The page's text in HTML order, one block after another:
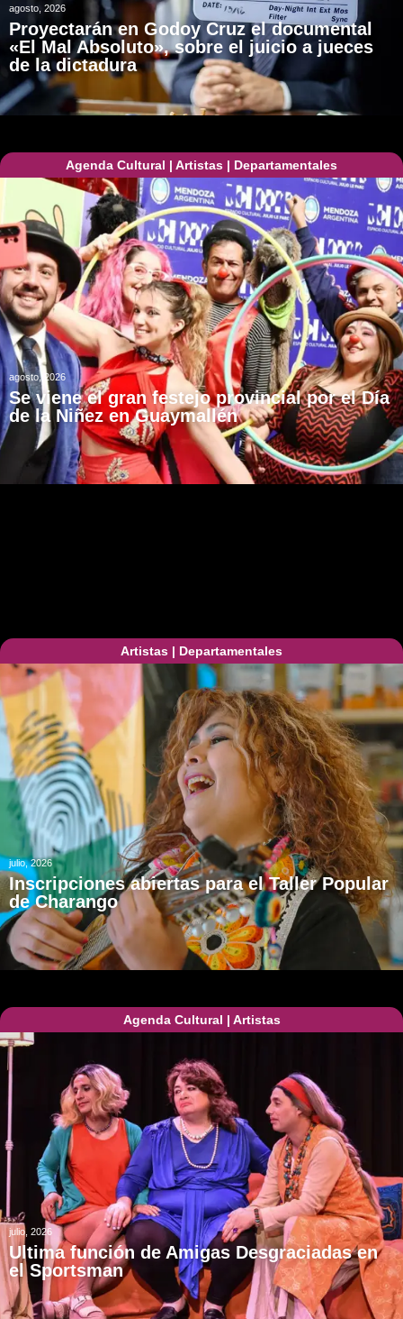
agosto, 2026
Proyectarán en Godoy Cruz el documental
«El Mal Absoluto», sobre el juicio a jueces
de la dictadura
Agenda Cultural | Artistas | Departamentales
agosto, 2026
Se viene el gran festejo provincial por el Día
de la Niñez en Guaymallén
Artistas | Departamentales
julio, 2026
Inscripciones abiertas para el Taller Popular
de Charango
Agenda Cultural | Artistas
julio, 2026
Ultima función de Amigas Desgraciadas en
el Sportsman